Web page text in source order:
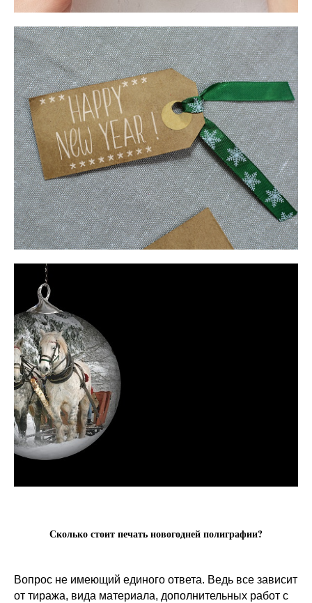
Сколько стоит печать новогодней полиграфии?
Вопрос не имеющий единого ответа. Ведь все зависит
от тиража, вида материала, дополнительных работ с